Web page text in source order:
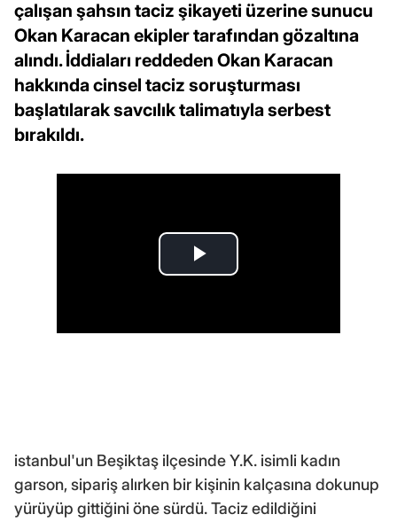
çalışan şahsın taciz şikayeti üzerine sunucu
Okan Karacan ekipler tarafından gözaltına
alındı. İddiaları reddeden Okan Karacan
hakkında cinsel taciz soruşturması
başlatılarak savcılık talimatıyla serbest
bırakıldı.
istanbul'un Beşiktaş ilçesinde Y.K. isimli kadın
garson, sipariş alırken bir kişinin kalçasına dokunup
yürüyüp gittiğini öne sürdü. Taciz edildiğini